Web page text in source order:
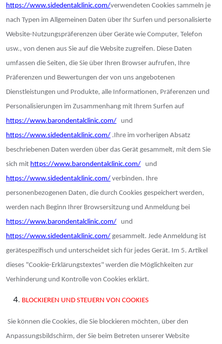
https://www.sidedentalclinic.com/verwendeten Cookies sammeln je
nach Typen im Allgemeinen Daten über Ihr Surfen und personalisierte
Website-Nutzungspräferenzen über Geräte wie Computer, Telefon
usw., von denen aus Sie auf die Website zugreifen. Diese Daten
umfassen die Seiten, die Sie über Ihren Browser aufrufen, Ihre
Präferenzen und Bewertungen der von uns angebotenen
Dienstleistungen und Produkte, alle Informationen, Präferenzen und
Personalisierungen im Zusammenhang mit Ihrem Surfen auf
https://www.barondentalclinic.com/ und
https://www.sidedentalclinic.com/ .Ihre im vorherigen Absatz
beschriebenen Daten werden über das Gerät gesammelt, mit dem Sie
sich mit https://www.barondentalclinic.com/ und
https://www.sidedentalclinic.com/ verbinden. Ihre
personenbezogenen Daten, die durch Cookies gespeichert werden,
werden nach Beginn Ihrer Browsersitzung und Anmeldung bei
https://www.barondentalclinic.com/ und
https://www.sidedentalclinic.com/ gesammelt. Jede Anmeldung ist
gerätespezifisch und unterscheidet sich für jedes Gerät. Im 5. Artikel
dieses "Cookie-Erklärungstextes" werden die Möglichkeiten zur
Verhinderung und Kontrolle von Cookies erklärt.
BLOCKIEREN UND STEUERN VON COOKIES
Sie können die Cookies, die Sie blockieren möchten, über den
Anpassungsbildschirm, der Sie beim Betreten unserer Website